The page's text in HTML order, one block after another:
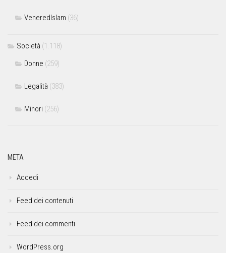
VeneredIslam (36)
Società (1.118)
Donne (259)
Legalità (383)
Minori (256)
META
Accedi
Feed dei contenuti
Feed dei commenti
WordPress.org